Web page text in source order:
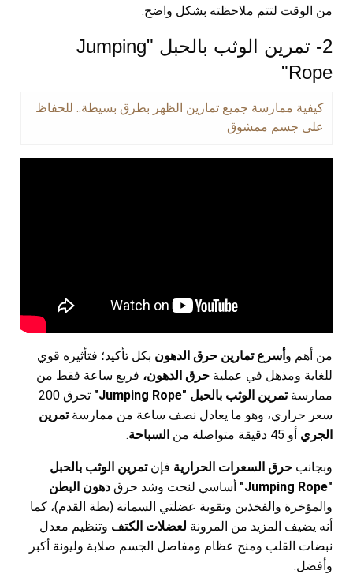
من الوقت لتتم ملاحظته بشكل واضح.
2- تمرين الوثب بالحبل "Jumping
Rope"
كيفية ممارسة جميع تمارين الظهر بطرق بسيطة.. للحفاظ
على جسم ممشوق
من أهم و أسرع تمارين حرق الدهون بكل تأكيد؛ فتأثيره قوي
للغاية ومذهل في عملية حرق الدهون، فربع ساعة فقط من
ممارسةتمرين الوثب بالحبل "Jumping Rope"
تحرق 200
سعر حراري، وهو ما يعادل نصف ساعة من ممارسةتمرين
الجري أو 45 دقيقة متواصلة من السباحة.
وبجانب حرق السعرات الحرارية فإنتمرين الوثب بالحبل
"Jumping Rope"
أساسي لنحت وشد حرق دهون البطن
والمؤخرة والفخذين وتقوية عضلتي السمانة (بطة القدم)، كما
أنه يضيف المزيد من المرونة لعضلات الكتف وتنظيم معدل
نبضات القلب ومنح عظام ومفاصل الجسم صلابة وليونة أكبر
وأفضل.